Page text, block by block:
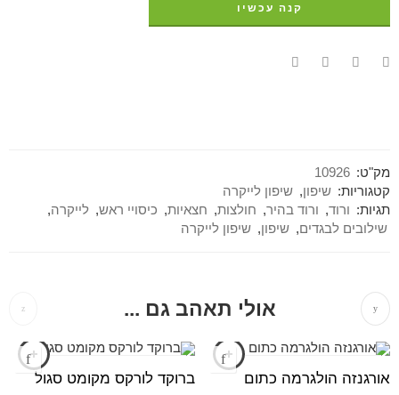
קנה עכשיו
מק"ט: 10926
קטגוריות: שיפון, שיפון לייקרה
תגיות: ורוד, ורוד בהיר, חולצות, חצאיות, כיסויי ראש, לייקרה,
שילובים לבגדים, שיפון, שיפון לייקרה
אולי תאהב גם ...
אורגנזה הולגרמה כתום ברוקד לורקס מקומט סגול